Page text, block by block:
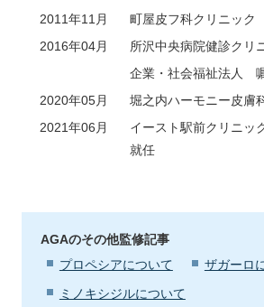
2011年11月
町屋皮フ科クリニッ
2016年04月
所沢中央病院健診クリ
企業・社会福祉法人
2020年05月
堀之内ハーモニー皮
2021年06月
イースト駅前クリニ
就任
AGAのその他監修記事
プロペシアについて
ザガーロ
ミノキシジルについて